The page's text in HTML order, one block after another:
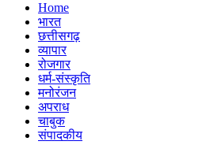
Home
भारत
छत्तीसगढ़
व्यापार
रोजगार
धर्म-संस्कृति
मनोरंजन
अपराध
चाबुक
संपादकीय